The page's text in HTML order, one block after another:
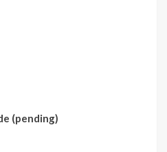
(pending)